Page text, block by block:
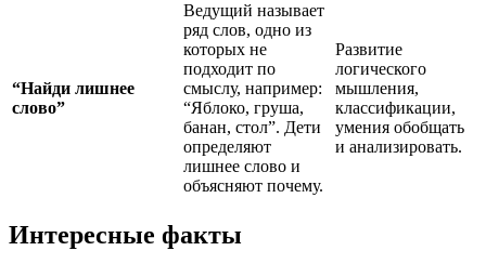
“Найди лишнее
слово”
Ведущий называет
ряд слов, одно из
которых не
подходит по
смыслу, например:
“Яблоко, груша,
банан, стол”. Дети
определяют
лишнее слово и
объясняют почему.
Развитие
логического
мышления,
классификации,
умения обобщать
и анализировать.
Интересные факты